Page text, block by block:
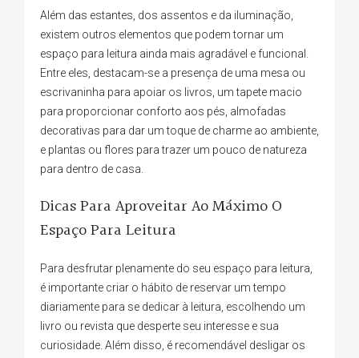
Além das estantes, dos assentos e da iluminação,
existem outros elementos que podem tornar um
espaço para leitura ainda mais agradável e funcional.
Entre eles, destacam-se a presença de uma mesa ou
escrivaninha para apoiar os livros, um tapete macio
para proporcionar conforto aos pés, almofadas
decorativas para dar um toque de charme ao ambiente,
e plantas ou flores para trazer um pouco de natureza
para dentro de casa.
Dicas Para Aproveitar Ao Máximo O
Espaço Para Leitura
Para desfrutar plenamente do seu espaço para leitura,
é importante criar o hábito de reservar um tempo
diariamente para se dedicar à leitura, escolhendo um
livro ou revista que desperte seu interesse e sua
curiosidade. Além disso, é recomendável desligar os